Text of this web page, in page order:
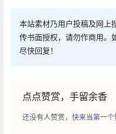
本站素材乃用户投稿及网上
传书面授权，请勿作商用。
尽快回复！
点点赞赏，手留余香
还没有人赞赏，快来当第一个